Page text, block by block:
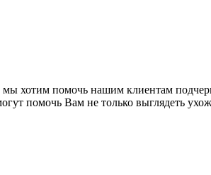
хотим помочь нашим клиентам
помочь Вам не только выглядеть